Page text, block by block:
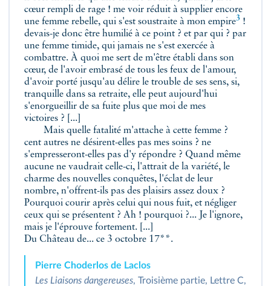
cœur rempli de rage ! me voir réduit à supplier encore
une femme rebelle, qui s'est soustraite à mon empire3 !
devais-je donc être humilié à ce point ? et par qui ? par
une femme timide, qui jamais ne s'est exercée à
combattre. À quoi me sert de m'être établi dans son
cœur, de l'avoir embrasé de tous les feux de l'amour,
d'avoir porté jusqu'au délire le trouble de ses sens, si,
tranquille dans sa retraite, elle peut aujourd'hui
s'enorgueillir de sa fuite plus que moi de mes
victoires ? [...]
Mais quelle fatalité m'attache à cette femme ?
cent autres ne désirent-elles pas mes soins ? ne
s'empresseront-elles pas d'y répondre ? Quand même
aucune ne vaudrait celle-ci, l'attrait de la variété, le
charme des nouvelles conquêtes, l'éclat de leur
nombre, n'offrent-ils pas des plaisirs assez doux ?
Pourquoi courir après celui qui nous fuit, et négliger
ceux qui se présentent ? Ah ! pourquoi ?... Je l'ignore,
mais je l'éprouve fortement. [...]
Du Château de... ce 3 octobre 17**.
Pierre Choderlos de Laclos
Les Liaisons dangereuses, Troisième partie, Lettre C,